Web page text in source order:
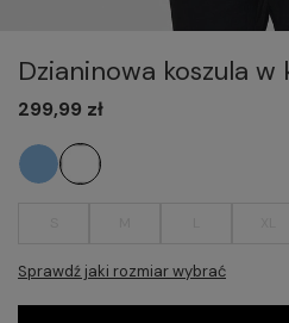
Dzianinowa koszula w
Sprawdź jaki rozmiar wybrać
299,99 zł